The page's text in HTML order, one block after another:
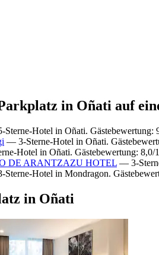
in Oñati auf
Hotel in Oñati. Gästebewertung:
— 3-Sterne-Hotel in Oñati.
Hotel in Oñati. Gästebewertung:
DE ARANTZAZU HOTEL — 3-
Hotel in Mondragon.
in Oñati